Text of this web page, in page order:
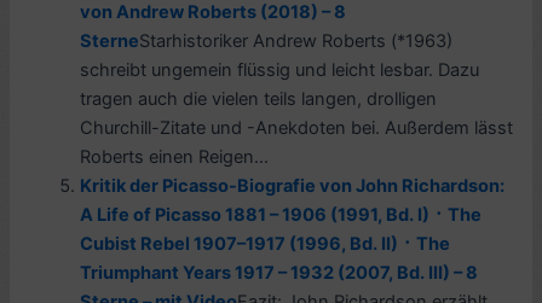
von Andrew Roberts (2018) – 8
SterneStarhistoriker Andrew Roberts (*1963)
schreibt ungemein flüssig und leicht lesbar. Dazu
tragen auch die vielen teils langen, drolligen
Churchill-Zitate und -Anekdoten bei. Außerdem lässt
Roberts einen Reigen...
Kritik der Picasso-Biografie von John Richardson:
A Life of Picasso 1881 – 1906 (1991, Bd. I) ᛫ The
Cubist Rebel 1907–1917 (1996, Bd. II) ᛫ The
Triumphant Years 1917 – 1932 (2007, Bd. III) – 8